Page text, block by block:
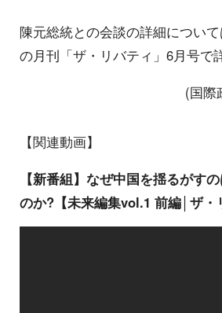
陳元総統との会談の詳細につい
の月刊「ザ・リバティ」6月号で
(国際
【関連動画】
【新番組】なぜ中国を揺るがす
のか?【未来編集vol.1 前編│ザ・